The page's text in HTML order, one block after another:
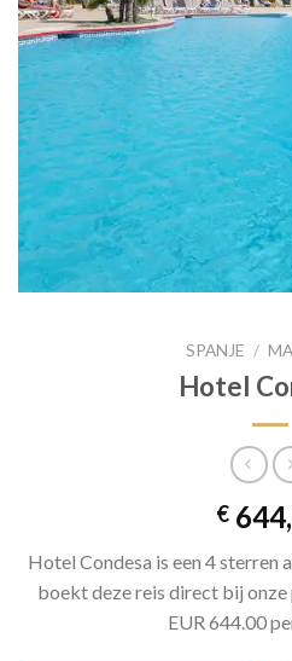
SPANJE /
Hotel
€
Hotel Condesa is een 4 sterren
boekt deze reis direct bij
EUR 644.00